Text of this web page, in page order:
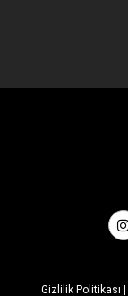
Gizlilik Politikası |